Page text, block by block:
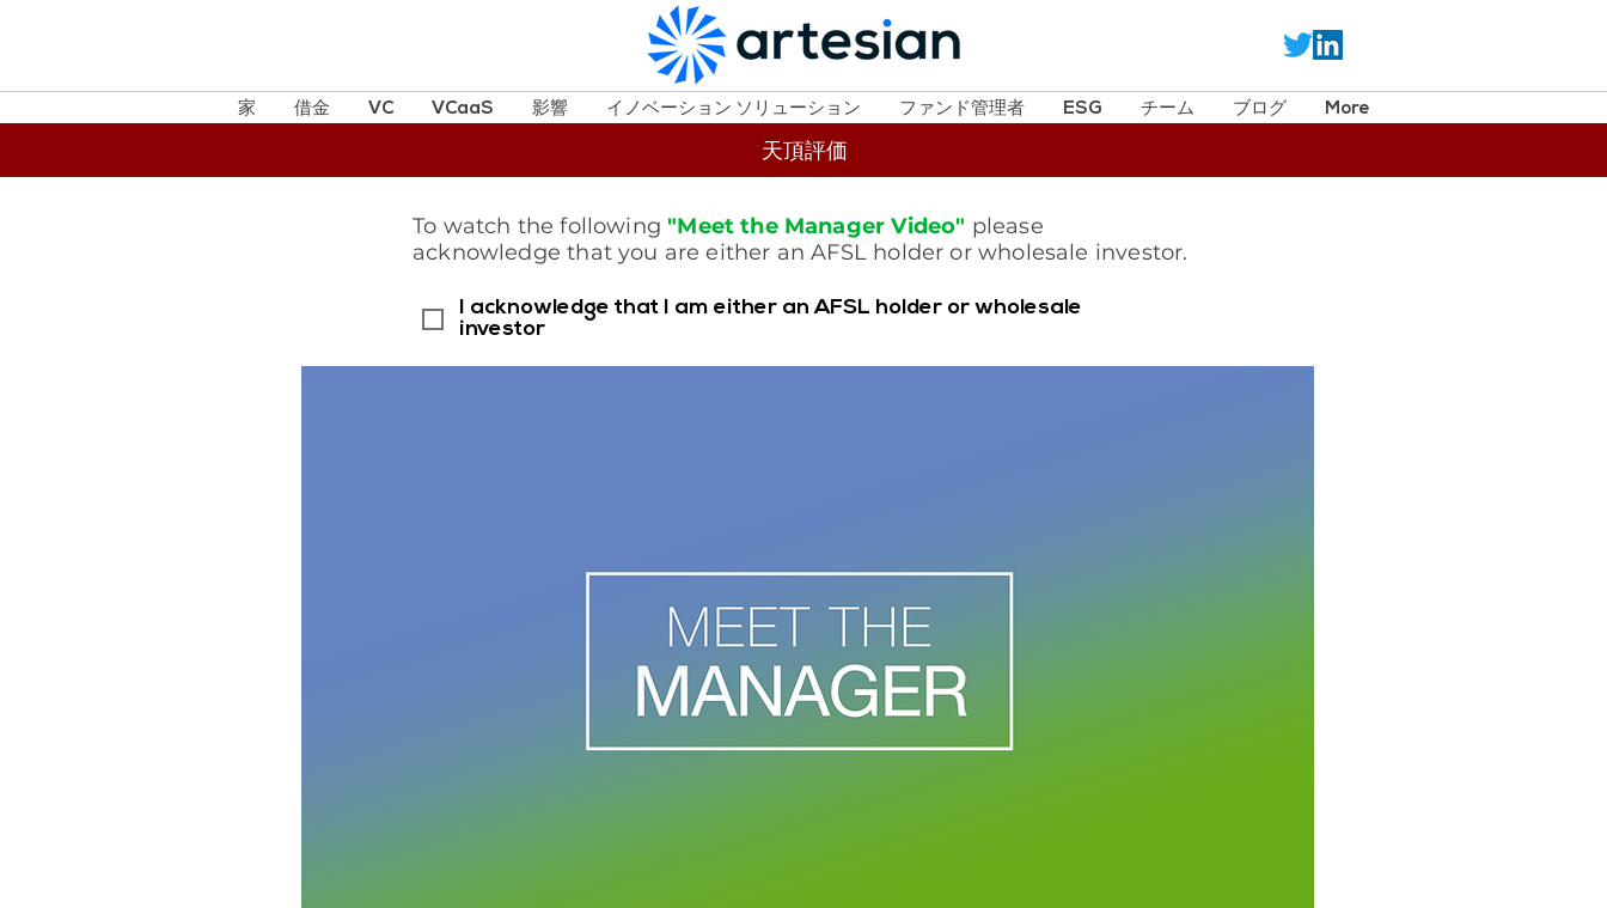
家 借金 VC VCaaS 影響 イノベーション ソリューション ファンド管理者 ESG チーム ブログ More
天頂評価
To watch the following "Meet the Manager Video" please
acknowledge that you are either an AFSL holder or wholesale investor.
I acknowledge that I am either an AFSL holder or wholesale
investor